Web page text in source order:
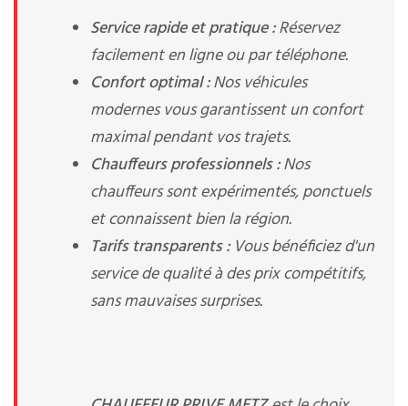
Service rapide et pratique :Réservez
facilement en ligne ou par téléphone.
Confort optimal :Nos véhicules
modernes vous garantissent un confort
maximal pendant vos trajets.
Chauffeurs professionnels :Nos
chauffeurs sont expérimentés, ponctuels
et connaissent bien la région.
Tarifs transparents :Vous bénéficiez d'un
service de qualité à des prix compétitifs,
sans mauvaises surprises.